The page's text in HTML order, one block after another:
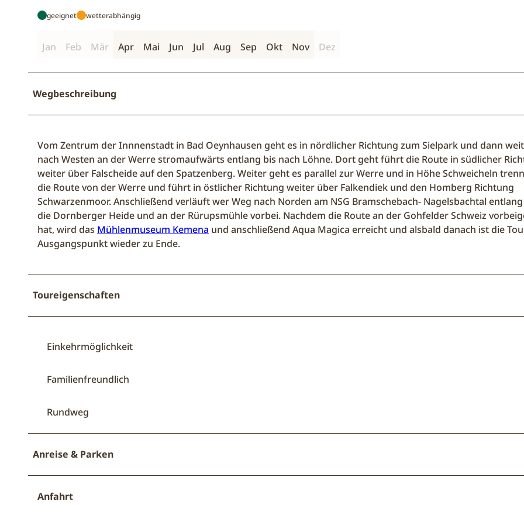
geeignet wetterabhängig
Jan Feb Mär Apr Mai Jun Jul Aug Sep Okt Nov Dez
Wegbeschreibung
Vom Zentrum der Innnenstadt in Bad Oeynhausen geht es in nördlicher Richtung zum Sielpark und dann
nach Westen an der Werre stromaufwärts entlang bis nach Löhne. Dort geht führt die Route in südlicher
weiter über Falscheide auf den Spatzenberg. Weiter geht es parallel zur Werre und in Höhe Schweicheln
die Route von der Werre und führt in östlicher Richtung weiter über Falkendiek und den Homberg Richtung
Schwarzenmoor. Anschließend verläuft wer Weg nach Norden am NSG Bramschebach- Nagelsbachtal
die Dornberger Heide und an der Rürupsmühle vorbei. Nachdem die Route an der Gohfelder Schweiz
hat, wird das Mühlenmuseum Kemena und anschließend Aqua Magica erreicht und alsbald danach ist die
Ausgangspunkt wieder zu Ende.
Toureigenschaften
Einkehrmöglichkeit
Familienfreundlich
Rundweg
Anreise & Parken
Anfahrt